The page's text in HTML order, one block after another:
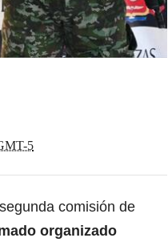
5
comisión de
organizado